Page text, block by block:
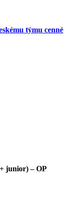
týmu cenné
junior) – OP